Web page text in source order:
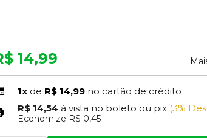
14,99
1x de R$ 14,99 no cartão de crédito
R$ 14,54 à vista no boleto ou pix (3%
Economize R$ 0,45